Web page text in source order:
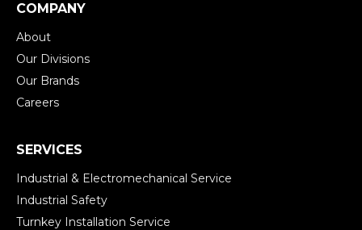
COMPANY
About
Our Divisions
Our Brands
Careers
SERVICES
Industrial & Electromechanical Service
Industrial Safety
Turnkey Installation Service